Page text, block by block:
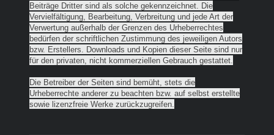
Beiträge Dritter sind als solche gekennzeichnet. Die
Vervielfältigung, Bearbeitung, Verbreitung und jede Art der
Verwertung außerhalb der Grenzen des Urheberrechtes
bedürfen der schriftlichen Zustimmung des jeweiligen Autors
bzw. Erstellers. Downloads und Kopien dieser Seite sind nur
für den privaten, nicht kommerziellen Gebrauch gestattet.
Die Betreiber der Seiten sind bemüht, stets die
Urheberrechte anderer zu beachten bzw. auf selbst erstellte
sowie lizenzfreie Werke zurückzugreifen.